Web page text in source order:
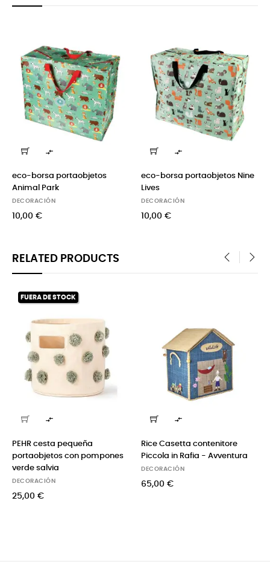

eco-borsa portaobjetos
Animal Park
DECORACIÓN
10,00 €

eco-borsa portaobjetos Nine
Lives
DECORACIÓN
10,00 €
RELATED PRODUCTS
FUERA DE STOCK

PEHR cesta pequeña
portaobjetos con pompones
verde salvia
DECORACIÓN
25,00 €

Rice Casetta contenitore
Piccola in Rafia - Avventura
DECORACIÓN
65,00 €